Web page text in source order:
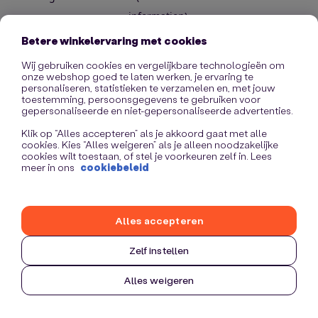
information).
Betere winkelervaring met cookies
Wij gebruiken cookies en vergelijkbare technologieën om
onze webshop goed te laten werken, je ervaring te
personaliseren, statistieken te verzamelen en, met jouw
toestemming, persoonsgegevens te gebruiken voor
gepersonaliseerde en niet-gepersonaliseerde advertenties.
Klik op “Alles accepteren” als je akkoord gaat met alle
cookies. Kies “Alles weigeren” als je alleen noodzakelijke
cookies wilt toestaan, of stel je voorkeuren zelf in. Lees
meer in ons cookiebeleid
Zelf instellen
Alles weigeren
Alles accepteren